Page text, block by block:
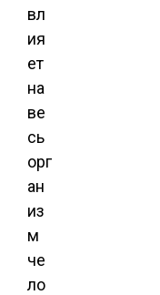
вл
ия
ет
на
ве
сь
орг
ан
из
м
че
ло